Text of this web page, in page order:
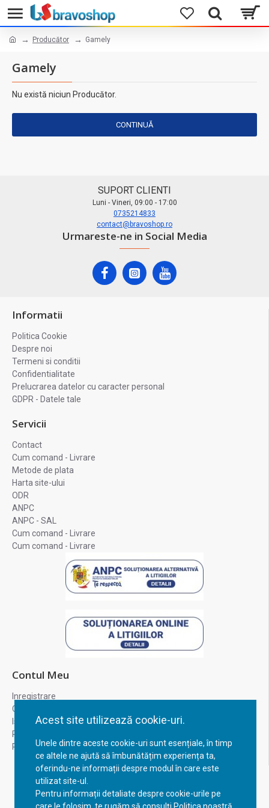
Acest site utilizează cookie-uri.
Unele dintre aceste cookie-uri sunt esențiale, în timp
ce altele ne ajută să îmbunătățim experiența ta,
oferindu-ne informații despre modul în care este
utilizat site-ul.
Pentru informații detaliate despre cookie-urile pe
Producător Gamely
Gamely
Nu există niciun Producător.
CONTINUĂ
SUPORT CLIENTI
Luni - Vineri, 09:00 - 17:00
0735214833
contact@bravoshop.ro
Urmareste-ne in Social Media
Informatii
Politica Cookie
Despre noi
Termeni si conditii
Confidentialitate
Prelucrarea datelor cu caracter personal
GDPR - Datele tale
Servicii
Contact
Cum comand - Livrare
Metode de plata
Harta site-ului
ODR
ANPC
ANPC - SAL
Cum comand - Livrare
Cum comand - Livrare
Contul Meu
Inregistrare
Contul meu
Istoric comenzi
Recuperare parola
Returnare produs